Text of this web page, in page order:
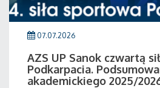
07.07.2026
AZS UP Sanok czwartą
Podkarpacia.
akademickiego 2025/